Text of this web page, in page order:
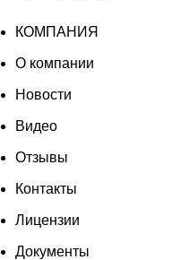
КОМПАНИЯ
О компании
Новости
Видео
Отзывы
Контакты
Лицензии
Документы